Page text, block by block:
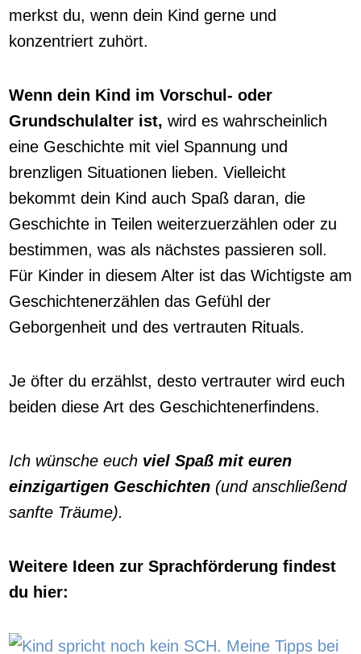
merkst du, wenn dein Kind gerne und
konzentriert zuhört.
Wenn dein Kind im Vorschul- oder
Grundschulalter ist, wird es wahrscheinlich
eine Geschichte mit viel Spannung und
brenzligen Situationen lieben. Vielleicht
bekommt dein Kind auch Spaß daran, die
Geschichte in Teilen weiterzuerzählen oder zu
bestimmen, was als nächstes passieren soll.
Für Kinder in diesem Alter ist das Wichtigste am
Geschichtenerzählen das Gefühl der
Geborgenheit und des vertrauten Rituals.
Je öfter du erzählst, desto vertrauter wird euch
beiden diese Art des Geschichtenerfindens.
Ich wünsche euch viel Spaß mit euren
einzigartigen Geschichten(und anschließend
sanfte Träume).
Weitere Ideen zur Sprachförderung findest
du hier: